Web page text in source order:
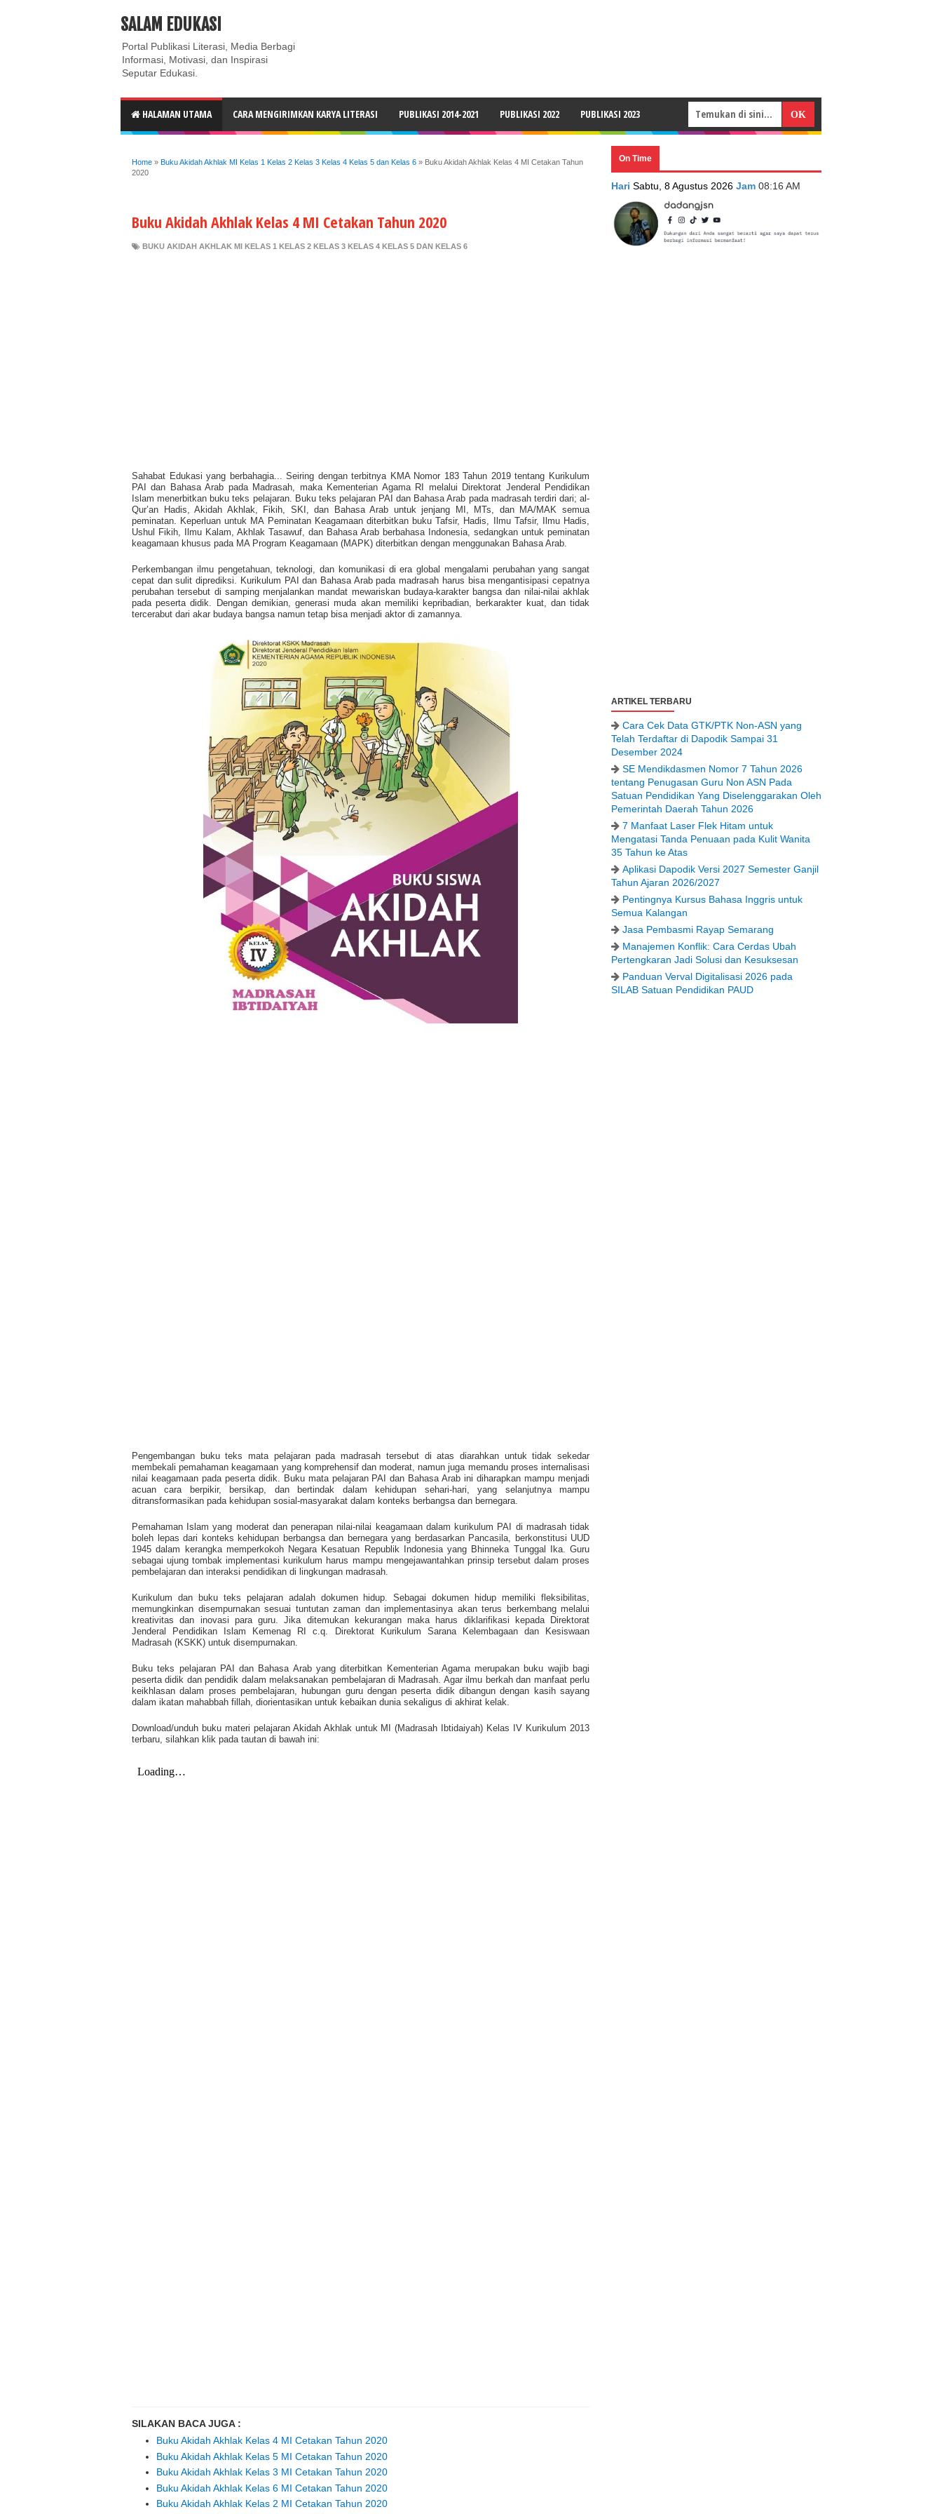
ABOUT CONTACT US
SALAM EDUKASI
Portal Publikasi Literasi, Media Berbagi
Informasi, Motivasi, dan Inspirasi
Seputar Edukasi.
HALAMAN UTAMA CARA MENGIRIMKAN KARYA LITERASI PUBLIKASI 2014-2021 PUBLIKASI 2022 PUBLIKASI 2023
Home » Buku Akidah Akhlak MI Kelas 1 Kelas 2 Kelas 3 Kelas 4 Kelas 5 dan Kelas 6 » Buku Akidah Akhlak Kelas 4 MI Cetakan Tahun
2020
Buku Akidah Akhlak Kelas 4 MI Cetakan Tahun 2020
BUKU AKIDAH AKHLAK MI KELAS 1 KELAS 2 KELAS 3 KELAS 4 KELAS 5 DAN KELAS 6
Sahabat Edukasi yang berbahagia... Seiring dengan terbitnya KMA Nomor 183 Tahun 2019 tentang Kurikulum
PAI dan Bahasa Arab pada Madrasah, maka Kementerian Agama RI melalui Direktorat Jenderal Pendidikan
Islam menerbitkan buku teks pelajaran. Buku teks pelajaran PAI dan Bahasa Arab pada madrasah terdiri dari; al-
Qur’an Hadis, Akidah Akhlak, Fikih, SKI, dan Bahasa Arab untuk jenjang MI, MTs, dan MA/MAK semua
peminatan. Keperluan untuk MA Peminatan Keagamaan diterbitkan buku Tafsir, Hadis, Ilmu Tafsir, Ilmu Hadis,
Ushul Fikih, Ilmu Kalam, Akhlak Tasawuf, dan Bahasa Arab berbahasa Indonesia, sedangkan untuk peminatan
keagamaan khusus pada MA Program Keagamaan (MAPK) diterbitkan dengan menggunakan Bahasa Arab.
Perkembangan ilmu pengetahuan, teknologi, dan komunikasi di era global mengalami perubahan yang sangat
cepat dan sulit diprediksi. Kurikulum PAI dan Bahasa Arab pada madrasah harus bisa mengantisipasi cepatnya
perubahan tersebut di samping menjalankan mandat mewariskan budaya-karakter bangsa dan nilai-nilai akhlak
pada peserta didik. Dengan demikian, generasi muda akan memiliki kepribadian, berkarakter kuat, dan tidak
tercerabut dari akar budaya bangsa namun tetap bisa menjadi aktor di zamannya.
Pengembangan buku teks mata pelajaran pada madrasah tersebut di atas diarahkan untuk tidak sekedar
membekali pemahaman keagamaan yang komprehensif dan moderat, namun juga memandu proses internalisasi
nilai keagamaan pada peserta didik. Buku mata pelajaran PAI dan Bahasa Arab ini diharapkan mampu menjadi
acuan cara berpikir, bersikap, dan bertindak dalam kehidupan sehari-hari, yang selanjutnya mampu
ditransformasikan pada kehidupan sosial-masyarakat dalam konteks berbangsa dan bernegara.
Pemahaman Islam yang moderat dan penerapan nilai-nilai keagamaan dalam kurikulum PAI di madrasah tidak
boleh lepas dari konteks kehidupan berbangsa dan bernegara yang berdasarkan Pancasila, berkonstitusi UUD
1945 dalam kerangka memperkokoh Negara Kesatuan Republik Indonesia yang Bhinneka Tunggal Ika. Guru
sebagai ujung tombak implementasi kurikulum harus mampu mengejawantahkan prinsip tersebut dalam proses
pembelajaran dan interaksi pendidikan di lingkungan madrasah.
Kurikulum dan buku teks pelajaran adalah dokumen hidup. Sebagai dokumen hidup memiliki fleksibilitas,
memungkinkan disempurnakan sesuai tuntutan zaman dan implementasinya akan terus berkembang melalui
kreativitas dan inovasi para guru. Jika ditemukan kekurangan maka harus diklarifikasi kepada Direktorat
Jenderal Pendidikan Islam Kemenag RI c.q. Direktorat Kurikulum Sarana Kelembagaan dan Kesiswaan
Madrasah (KSKK) untuk disempurnakan.
Buku teks pelajaran PAI dan Bahasa Arab yang diterbitkan Kementerian Agama merupakan buku wajib bagi
peserta didik dan pendidik dalam melaksanakan pembelajaran di Madrasah. Agar ilmu berkah dan manfaat perlu
keikhlasan dalam proses pembelajaran, hubungan guru dengan peserta didik dibangun dengan kasih sayang
dalam ikatan mahabbah fillah, diorientasikan untuk kebaikan dunia sekaligus di akhirat kelak.
Download/unduh buku materi pelajaran Akidah Akhlak untuk MI (Madrasah Ibtidaiyah) Kelas IV Kurikulum 2013
terbaru, silahkan klik pada tautan di bawah ini:
SILAKAN BACA JUGA :
Buku Akidah Akhlak Kelas 4 MI Cetakan Tahun 2020
Buku Akidah Akhlak Kelas 5 MI Cetakan Tahun 2020
Buku Akidah Akhlak Kelas 3 MI Cetakan Tahun 2020
Buku Akidah Akhlak Kelas 6 MI Cetakan Tahun 2020
Buku Akidah Akhlak Kelas 2 MI Cetakan Tahun 2020
On Time
Hari Sabtu, 8 Agustus 2026 Jam 08:16 AM
ARTIKEL TERBARU
Cara Cek Data GTK/PTK Non-ASN yang
Telah Terdaftar di Dapodik Sampai 31
Desember 2024
SE Mendikdasmen Nomor 7 Tahun 2026
tentang Penugasan Guru Non ASN Pada
Satuan Pendidikan Yang Diselenggarakan Oleh
Pemerintah Daerah Tahun 2026
7 Manfaat Laser Flek Hitam untuk
Mengatasi Tanda Penuaan pada Kulit Wanita
35 Tahun ke Atas
Aplikasi Dapodik Versi 2027 Semester Ganjil
Tahun Ajaran 2026/2027
Pentingnya Kursus Bahasa Inggris untuk
Semua Kalangan
Jasa Pembasmi Rayap Semarang
Manajemen Konflik: Cara Cerdas Ubah
Pertengkaran Jadi Solusi dan Kesuksesan
Panduan Verval Digitalisasi 2026 pada
SILAB Satuan Pendidikan PAUD